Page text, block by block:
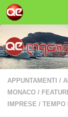
Salta al
APPUNTAMENTI /
MONACO /
IMPRESE / TEMPO